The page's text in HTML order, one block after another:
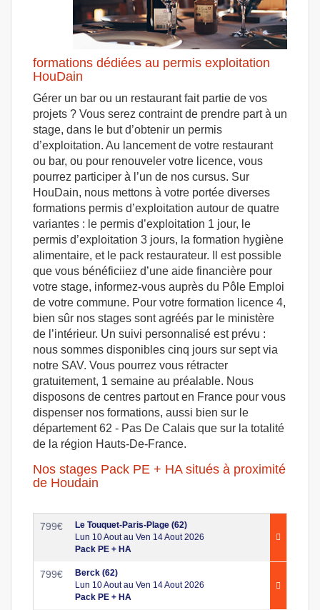
formations dédiées au permis exploitation
HouDain
Gérer un bar ou un restaurant fait partie de vos
projets ? Vous serez contraint de prendre part à un
stage, dans le but d’obtenir un permis
d’exploitation. Au lancement de votre restaurant
ou bar, ou pour renouveler votre licence, vous
pourrez participer à l’un de nos cursus. Sur
HouDain, nous mettons à votre portée diverses
formations permis d’exploitation autour de quatre
variantes : le permis d’exploitation 1 jour, le
permis d’exploitation 3 jours, la formation hygiène
alimentaire, et le pack restaurateur. Il est possible
que vous bénéficiiez d’une aide financière pour
votre stage, informez-vous auprès du Pôle Emploi
de votre commune. Pour votre formation licence 4,
bien sûr nos stages sont agréés par le ministère
de l’intérieur. Un suivi personnalisé est prévu :
nous sommes disponibles cinq jours sur sept via
notre SAV. Vous pourrez vous rétracter
gratuitement, 1 semaine au préalable. Nous
disposons de centres partout en France pour vous
dispenser nos formations, aussi bien sur le
département 62 - Pas De Calais que sur la totalité
de la région Hauts-De-France.
Nos stages Pack PE + HA situés à proximité
de Houdain
799€
Le Touquet-Paris-Plage (62)
Lun 10 Aout au Ven 14 Aout 2026
Pack PE + HA
799€
Berck (62)
Lun 10 Aout au Ven 14 Aout 2026
Pack PE + HA